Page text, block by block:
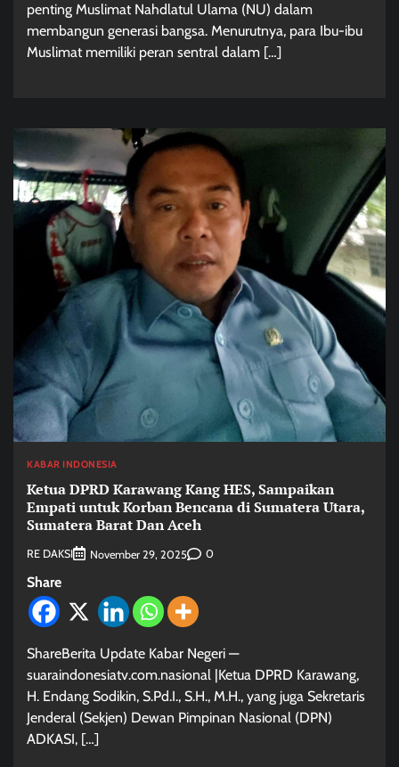
penting Muslimat Nahdlatul Ulama (NU) dalam
membangun generasi bangsa. Menurutnya, para Ibu-ibu
Muslimat memiliki peran sentral dalam […]
KABAR INDONESIA
Ketua DPRD Karawang Kang HES, Sampaikan
Empati untuk Korban Bencana di Sumatera Utara,
Sumatera Barat Dan Aceh
RE DAKSI November 29, 2025 0
Share
ShareBerita Update Kabar Negeri —
suaraindonesiatv.com.nasional |Ketua DPRD Karawang,
H. Endang Sodikin, S.Pd.I., S.H., M.H., yang juga Sekretaris
Jenderal (Sekjen) Dewan Pimpinan Nasional (DPN)
ADKASI, […]